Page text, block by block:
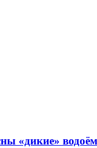
«дикие»